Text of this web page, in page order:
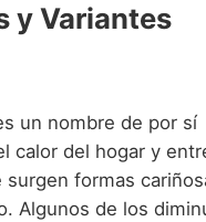
y Variantes
un nombre de por sí
calor del hogar y
formas
Algunos de los